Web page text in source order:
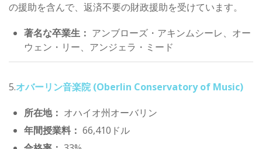
の援助を含んで、返済不要の財政援助を受けています。
著名な卒業生： アンブローズ・アキンムシーレ、オー
ウェン・リー、アンジェラ・ミード
5.オバーリン音楽院 (Oberlin Conservatory of Music)
所在地： オハイオ州オーバリン
年間授業料： 66,410ドル